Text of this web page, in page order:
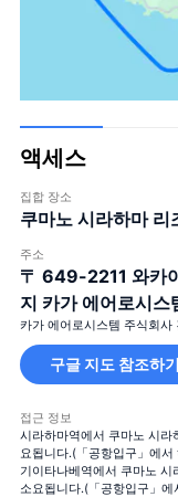
액세스
집합 장소
쿠마노 시라하마 리
주소
〒 649-2211 와카
지 카가 에어로시스
카가 에어로시스템 주식회사
구글 지도 참조하기
접근 정보
시라하마역에서 쿠마노 시
요됩니다.(「공항입구」에서
기이타나베역에서 쿠마노
소요됩니다.(「공항입구」에